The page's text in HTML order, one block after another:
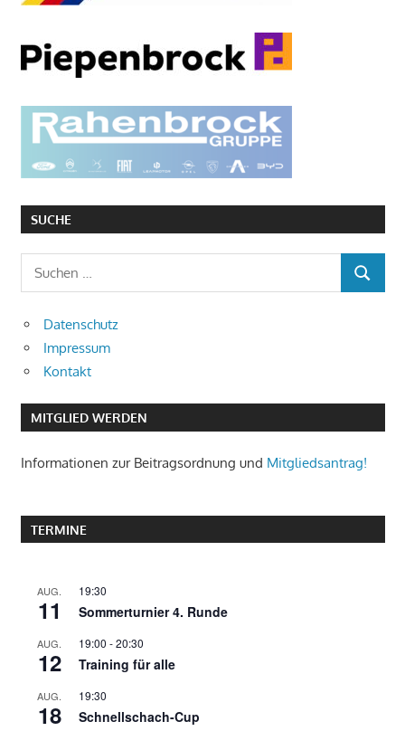
SUCHE
Suchen
nach:
SUCHEN
Datenschutz
Impressum
Kontakt
MITGLIED WERDEN
Informationen zur Beitragsordnung und Mitgliedsantrag!
TERMINE
AUG.
11
19:30
Sommerturnier 4. Runde
AUG.
12
19:00 -20:30
Training für alle
AUG.
18
19:30
Schnellschach-Cup